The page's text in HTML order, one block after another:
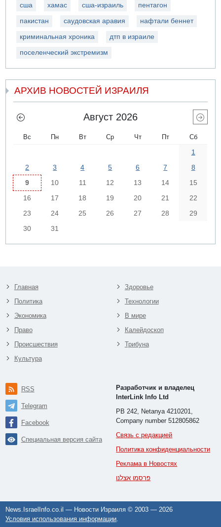
сша хамас сша-израиль пентагон
пакистан саудовская аравия нафтали беннет
криминальная хроника дтп в израиле
поселенческий экстремизм
АРХИВ НОВОСТЕЙ ИЗРАИЛЯ
Август 2026
Вс Пн Вт Ср Чт Пт Сб
1
2
3 4 5 6 7
8
9
10 11 12 13 14
15
16
17 18 19 20 21
22
23
24 25 26 27 28
29
30
31
Главная
Политика
Экономика
Право
Происшествия
Культура
Здоровье
Технологии
В мире
Калейдоскоп
Трибуна
RSS
Telegram
Facebook
Специальная версия сайта
Разработчик и владелец
InterLink Info Ltd
PB 242, Netanya 4210201,
Company number 512805862
Связь с редакцией
Политика конфиденциальности
Реклама в Новостях
פרסמו אצלנו
News.IsraelInfo.co.il — Новости Израиля © 2003 —2026
Условия использования информации.